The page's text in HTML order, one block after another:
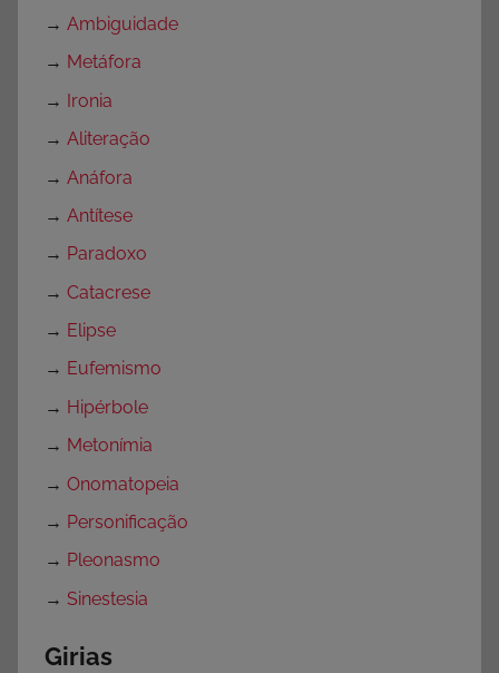
→ Ambiguidade
→ Metáfora
→ Ironia
→ Aliteração
→ Anáfora
→ Antítese
→ Paradoxo
→ Catacrese
→ Elipse
→ Eufemismo
→ Hipérbole
→ Metonímia
→ Onomatopeia
→ Personificação
→ Pleonasmo
→ Sinestesia
Girias